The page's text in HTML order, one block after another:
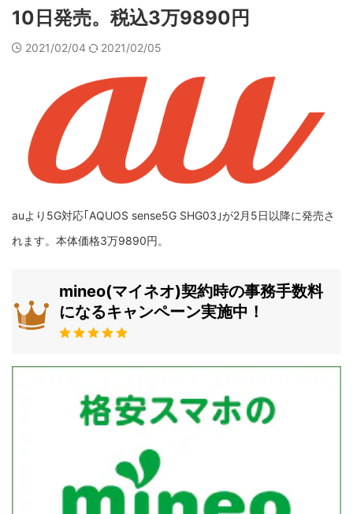
10日発売。税込3万9890円
2021/02/04 2021/02/05
auより5G対応｢AQUOS sense5G SHG03｣が2月5日以降に発売さ
れます。本体価格3万9890円。
mineo(マイネオ)契約時の事務手数料
になるキャンペーン実施中！